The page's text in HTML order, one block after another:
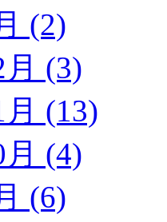
(2)
(3)
(13)
(4)
(6)